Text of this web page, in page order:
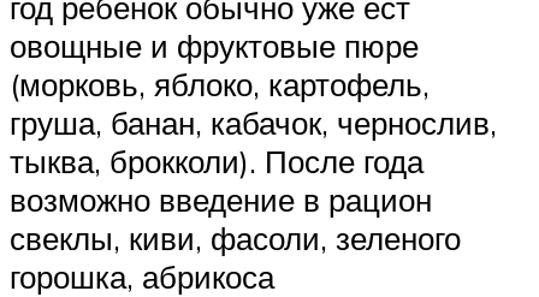
овощные и фруктовые пюре
(морковь, яблоко, картофель,
груша, банан, кабачок, чернослив,
тыква, брокколи). После года
возможно введение в рацион
свеклы, киви, фасоли, зеленого
горошка, абрикоса